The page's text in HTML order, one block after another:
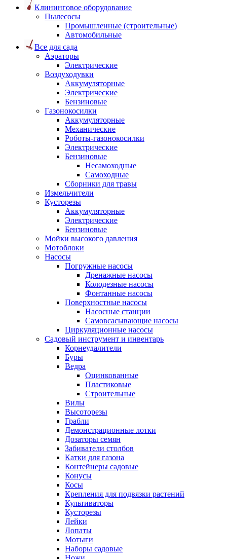
Клининговое оборудование
Пылесосы
Промышленные (строительные)
Автомобильные
Все для сада
Аэраторы
Электрические
Воздуходувки
Аккумуляторные
Электрические
Бензиновые
Газонокосилки
Аккумуляторные
Механические
Роботы-газонокосилки
Электрические
Бензиновые
Несамоходные
Самоходные
Сборники для травы
Измельчители
Кусторезы
Аккумуляторные
Электрические
Бензиновые
Мойки высокого давления
Мотоблоки
Насосы
Погружные насосы
Дренажные насосы
Колодезные насосы
Фонтанные насосы
Поверхностные насосы
Насосные станции
Самовсасывающие насосы
Циркуляционные насосы
Садовый инструмент и инвентарь
Корнеудалители
Буры
Ведра
Оцинкованные
Пластиковые
Строительные
Вилы
Высоторезы
Грабли
Демонстрационные лотки
Дозаторы семян
Забиватели столбов
Катки для газона
Контейнеры садовые
Конусы
Косы
Крепления для подвязки растений
Культиваторы
Кусторезы
Лейки
Лопаты
Мотыги
Наборы садовые